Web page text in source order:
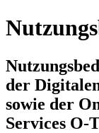
der
sowie der
Services O-